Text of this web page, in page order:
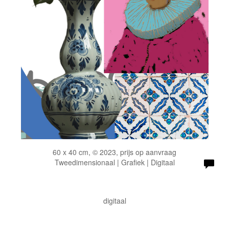
60 x 40 cm, © 2023, prijs op aanvraag
Tweedimensionaal | Grafiek | Digitaal
digitaal